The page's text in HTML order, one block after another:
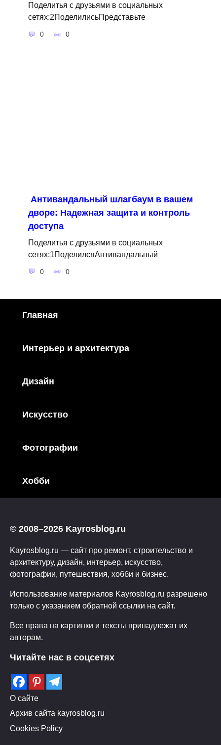
Поделитья с друзьями в социальных
сетях:2ПоделилисьПредставьте
0 0
Антивандальный шлагбаум в вашем
дворе: Надежная защита и контроль
доступа
Поделитья с друзьями в социальных
сетях:1ПоделилсяАнтивандальный
0 0
Главная
Интерьер и архитектура
Дизайн
Искусство
Фотографии
Хобби
© 2008–2026 Kayrosblog.ru
Kayrosblog.ru — сайт про ремонт, строительство и
архитектуру, дизайн, интерьер, искусство,
фотографии, путешествия, хобби и бизнес.
Использование материалов Kayrosblog.ru разрешено
только с указанием обратной ссылки на сайт.
Все права на картинки и тексты принадлежат их
авторам.
Читайте нас в соцсетях
О сайте
Архив сайта kayrosblog.ru
Cookies Policy